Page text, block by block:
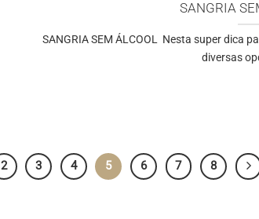
SANGRIA
SANGRIA SEM ÁLCOOL Nesta super dica
diversas
2 3 4 5 6 7 8